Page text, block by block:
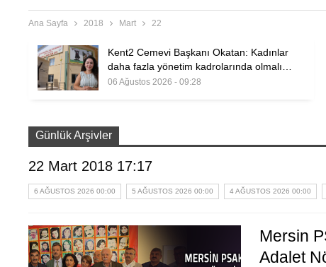
Ana Sayfa 2018 Mart 22
Kent2 Cemevi Başkanı Okatan: Kadınlar
daha fazla yönetim kadrolarında olmalı…
06 Ağustos 2026 - 09:28
Günlük Arşivler
22 Mart 2018 17:17
6 AĞUSTOS 2026 00:00 5 AĞUSTOS 2026 00:00 4 AĞUSTOS 2026 00:00
Mersin
Adalet